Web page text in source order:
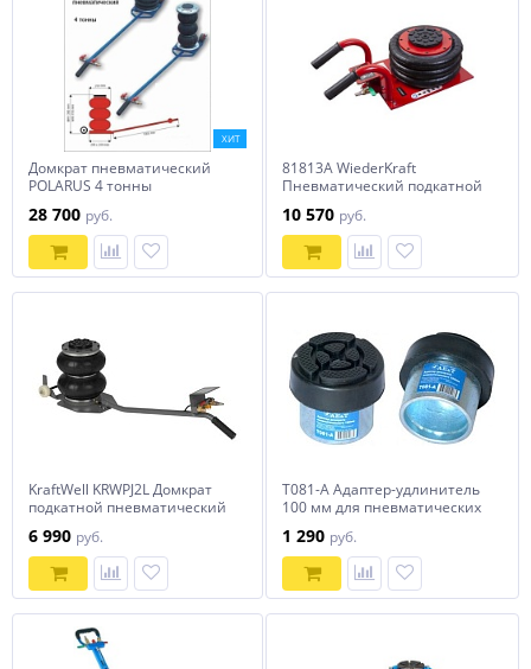
ХИТ
Домкрат пневматический
POLARUS 4 тонны
28 700 руб.
81813A WiederKraft
Пневматический подкатной
10 570 руб.
KraftWell KRWPJ2L Домкрат
подкатной пневматический
6 990 руб.
T081-A Адаптер-удлинитель
100 мм для пневматических
1 290 руб.